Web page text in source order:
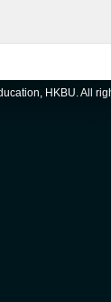
HKBU. All